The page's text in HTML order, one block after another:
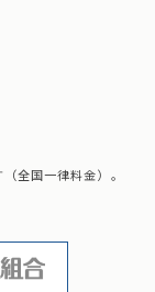
全国一律料金）。